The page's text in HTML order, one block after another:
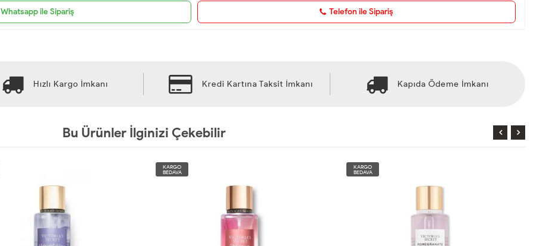
Whatsapp ile Sipariş Telefon ile Sipariş
Hızlı Kargo İmkanı Kredi Kartına Taksit İmkanı Kapıda Ödeme İmkanı
Bu Ürünler İlginizi Çekebilir
KARGO
BEDAVA
KARGO
BEDAVA